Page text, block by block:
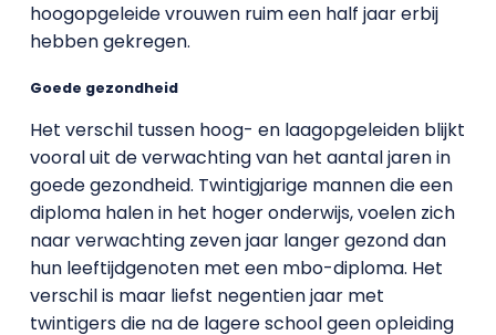
hoogopgeleide vrouwen ruim een half jaar erbij
hebben gekregen.
Goede gezondheid
Het verschil tussen hoog- en laagopgeleiden blijkt
vooral uit de verwachting van het aantal jaren in
goede gezondheid. Twintigjarige mannen die een
diploma halen in het hoger onderwijs, voelen zich
naar verwachting zeven jaar langer gezond dan
hun leeftijdgenoten met een mbo-diploma. Het
verschil is maar liefst negentien jaar met
twintigers die na de lagere school geen opleiding